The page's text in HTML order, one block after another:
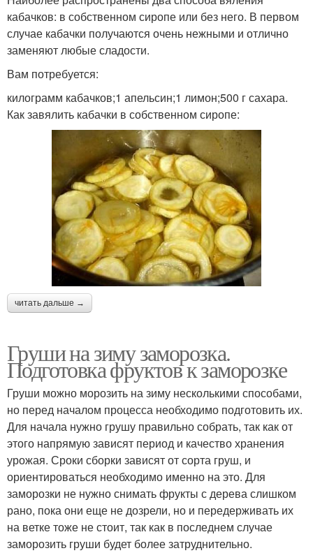
кабачков: в собственном сиропе или без него. В первом
случае кабачки получаются очень нежными и отлично
заменяют любые сладости.
Вам потребуется:
килограмм кабачков;1 апельсин;1 лимон;500 г сахара.
Как завялить кабачки в собственном сиропе:
читать дальше →
Груши на зиму заморозка.
Подготовка фруктов к заморозке
Груши можно морозить на зиму несколькими способами,
но перед началом процесса необходимо подготовить их.
Для начала нужно грушу правильно собрать, так как от
этого напрямую зависят период и качество хранения
урожая. Сроки сборки зависят от сорта груш, и
ориентироваться необходимо именно на это. Для
заморозки не нужно снимать фрукты с дерева слишком
рано, пока они еще не дозрели, но и передерживать их
на ветке тоже не стоит, так как в последнем случае
заморозить груши будет более затруднительно.